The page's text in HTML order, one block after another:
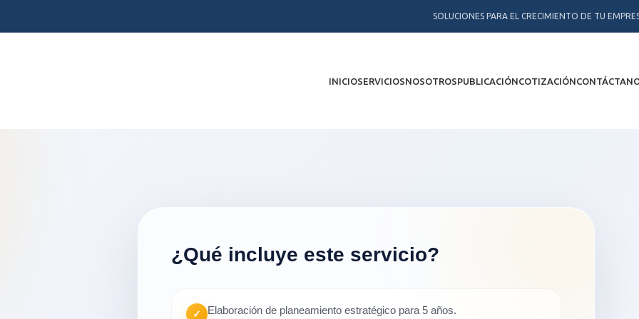
SOLUCIONES PARA EL CRECIMIENTO DE TU
INICIOSERVICIOSNOSOTROSPUBLICACIÓNCOTIZACIÓN
¿Qué incluye este servicio?
✓ Elaboración de planeamiento estratégico para 5 años.